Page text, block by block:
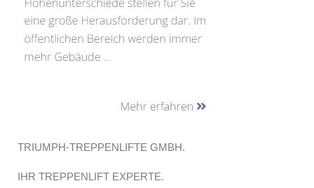
TRIUMPH-TREPPENLIFTE GMBH.
IHR TREPPENLIFT EXPERTE.